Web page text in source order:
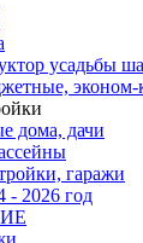
усадьбы
эконом-
дома, дачи
гаражи
- 2026 год